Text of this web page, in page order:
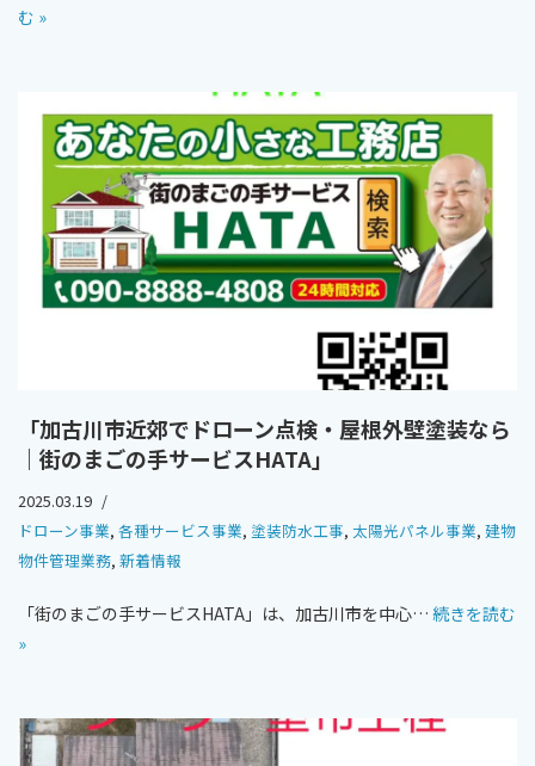
む »
「加古川市近郊でドローン点検・屋根外壁塗装なら
｜街のまごの手サービスHATA」
2025.03.19
ドローン事業, 各種サービス事業, 塗装防水工事, 太陽光パネル事業, 建物
物件管理業務, 新着情報
「街のまごの手サービスHATA」は、加古川市を中心… 続きを読む
»